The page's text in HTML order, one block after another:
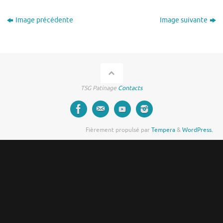
Image précédente Image suivante
TSG Patinage Contacts
Fièrement propulsé parTempera&WordPress.